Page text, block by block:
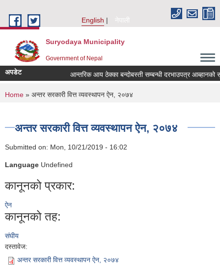
English
नेपाली
Suryodaya Municipality
Government of Nepal
अपडेट आन्तरिक आय ठेक्का बन्दोबस्ती सम्बन्धी दरभाउपत्र आब्हानको
You are here
Home » अन्तर सरकारी वित्त व्यवस्थापन ऐन, २०७४
अन्तर सरकारी वित्त व्यवस्थापन ऐन, २०७४
Submitted on: Mon, 10/21/2019 - 16:02
Language Undefined
कानूनको प्रकार:
ऐन
कानूनको तह:
संघीय
दस्तावेज:
अन्तर सरकारी वित्त व्यवस्थापन ऐन, २०७४